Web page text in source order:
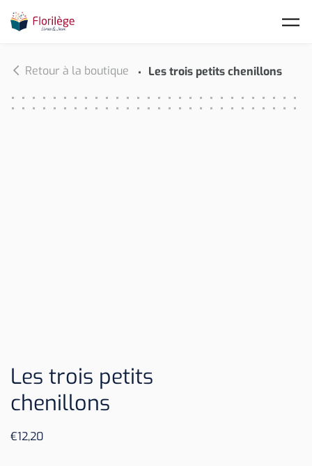
Retour à la boutique Les trois petits chenillons
Les trois petits
chenillons
€12,20